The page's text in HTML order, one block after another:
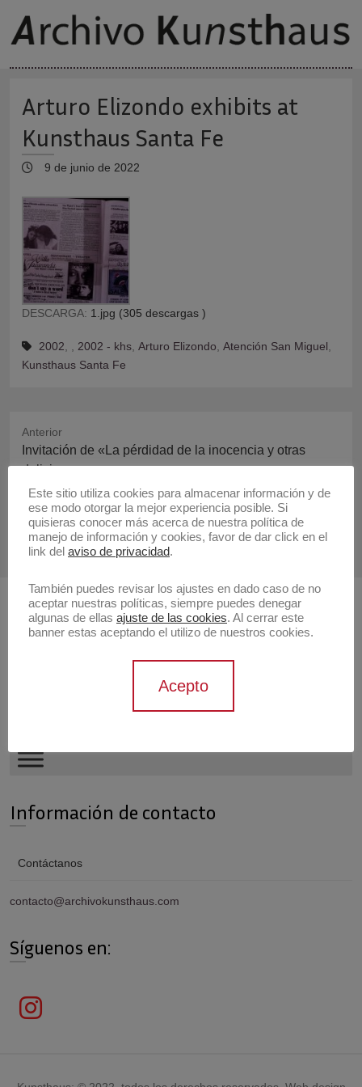
Arturo Elizondo exhibits at
Kunsthaus Santa Fe
9 de junio de 2022
DESCARGA: 1.jpg (305 descargas )
2002 2002 - khs Arturo Elizondo Atención San Miguel
Kunsthaus Santa Fe
Anterior
Publicación
anterior:
Invitación de «La pérdidad de la inocencia y otras
delicias»
Publicación
siguiente:
Aparición en guía
Buscar
Información de contacto
Contáctanos
contacto@archivokunsthaus.com
Síguenos en:
Este sitio utiliza cookies para almacenar información y de
ese modo otorgar la mejor experiencia posible. Si
quisieras conocer más acerca de nuestra política de
manejo de información y cookies, favor de dar click en el
link del aviso de privacidad.
También puedes revisar los ajustes en dado caso de no
aceptar nuestras políticas, siempre puedes denegar
algunas de ellas ajuste de las cookies. Al cerrar este
banner estas aceptando el utilizo de nuestros cookies.
Acepto